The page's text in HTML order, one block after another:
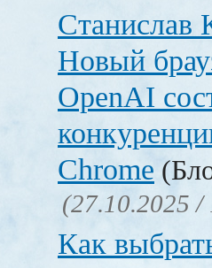
Станислав
Новый
OpenAI
Chrome
(27.10.2025 /
Как